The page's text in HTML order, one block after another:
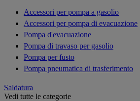
Accessori per pompa a gasolio
Accessori per pompa di evacuazione
Pompa d'evacuazione
Pompa di travaso per gasolio
Pompa per fusto
Pompa pneumatica di trasferimento
Saldatura
Vedi tutte le categorie